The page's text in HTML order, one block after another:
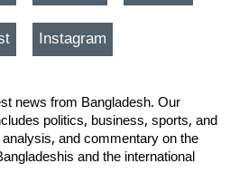
Instagram
news from Bangladesh. Our
politics, business, sports, and
and commentary on the
and the international